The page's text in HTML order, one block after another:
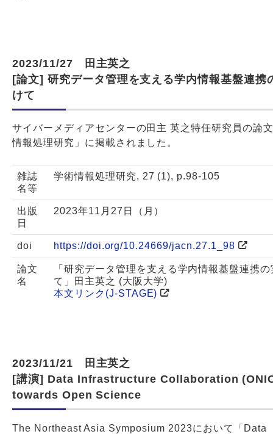
2023/11/27 田主英之
[論文] 研究データ管理を支える学内情報基盤連携
けて
サイバーメディアセンターの田主 英之特任研究員の論
情報処理研究」に掲載されました。
雑誌
名等
学術情報処理研究, 27 (1), p.98-105
出版
日
2023年11月27日（月）
doi https://doi.org/10.24669/jacn.27.1_98
論文
名
「研究データ管理を支える学内情報基盤連携
て」田主英之 (大阪大学)
本文リンク(J-STAGE)
2023/11/21 田主英之
[講演] Data Infrastructure Collaboration
towards Open Science
The Northeast Asia Symposium 2023において「Data